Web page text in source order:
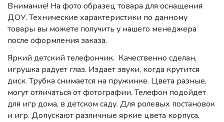
Внимание! На фото образец товара для оснащения
ДОУ. Технические характеристики по данному
товары вы можете получить у нашего менеджера
после оформления заказа.
Яркий детский телефончик. Качественно сделан,
игрушка радует глаз. Издает звуки, когда крутится
диск. Трубка снимается на пружинке. Цвета разные,
могут отличаться от фотографии. Телефон подойдет
для игр дома, в детском саду. Для ролевых постановок
и игр. Допускают различные яркие цвета корпуса.